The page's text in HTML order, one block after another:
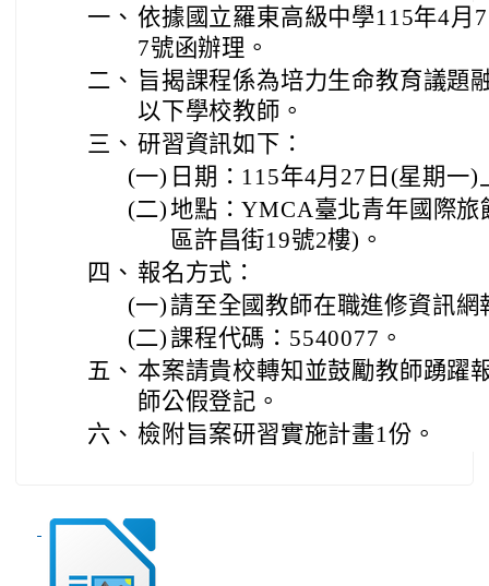
一、 依據國立羅東高級中學115年4月
7號函辦理。
二、 旨揭課程係為培力生命教育議題
以下學校教師。
三、 研習資訊如下：
(一) 日期：115年4月27日(星期一
(二)地點：YMCA臺北青年國際
區許昌街19號2樓)。
四、 報名方式：
(一) 請至全國教師在職進修資訊網
(二)課程代碼：5540077。
五、 本案請貴校轉知並鼓勵教師踴躍
師公假登記。
六、 檢附旨案研習實施計畫1份。